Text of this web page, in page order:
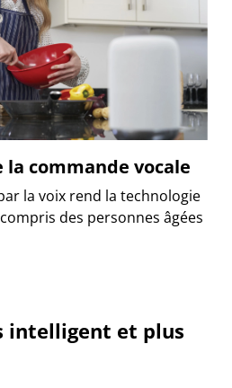
la commande vocale
la voix rend la technologie
des personnes âgées
intelligent et plus